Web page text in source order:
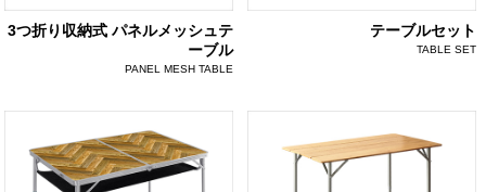
3つ折り収納式 パネルメッシュテ
ーブル
PANEL MESH TABLE
テーブルセット
TABLE SET